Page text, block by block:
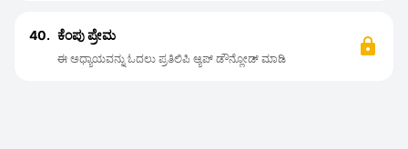
40. ಕೆಂಪು ಪ್ರೇಮ
ಈ ಅಧ್ಯಾಯವನ್ನು ಓದಲು ಪ್ರತಿಲಿಪಿ ಆ್ಯಪ್ ಡೌನ್ಲೋಡ್ ಮಾಡಿ